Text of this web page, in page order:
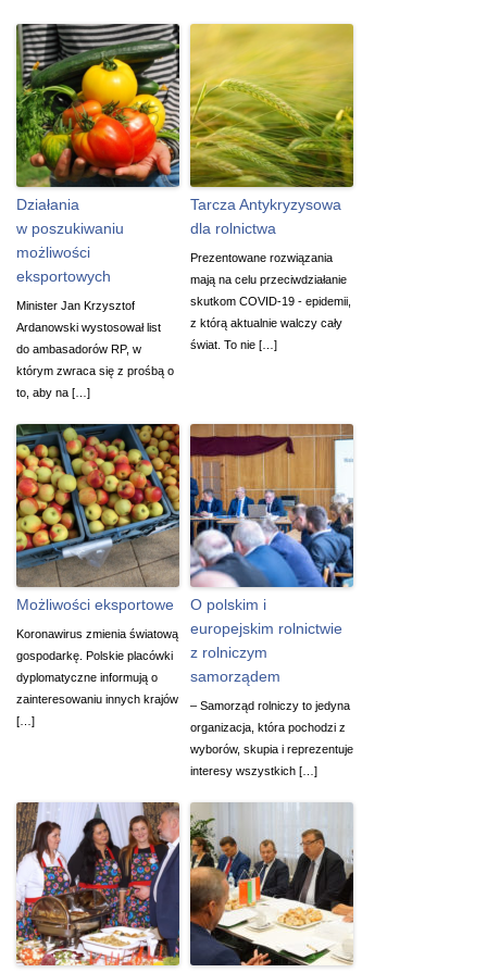
Działania
w poszukiwaniu
możliwości
eksportowych
Minister Jan Krzysztof
Ardanowski wystosował list
do ambasadorów RP, w
którym zwraca się z prośbą o
to, aby na […]
Tarcza Antykryzysowa
dla rolnictwa
Prezentowane rozwiązania
mają na celu przeciwdziałanie
skutkom COVID-19 - epidemii,
z którą aktualnie walczy cały
świat. To nie […]
Możliwości eksportowe
Koronawirus zmienia światową​
gospodarkę. Polskie placówki
dyplomatyczne informują o
zainteresowaniu innych krajów
[…]
O polskim i
europejskim rolnictwie
z rolniczym
samorządem
– Samorząd rolniczy to jedyna
organizacja, która pochodzi z
wyborów, skupia i reprezentuje
interesy wszystkich […]